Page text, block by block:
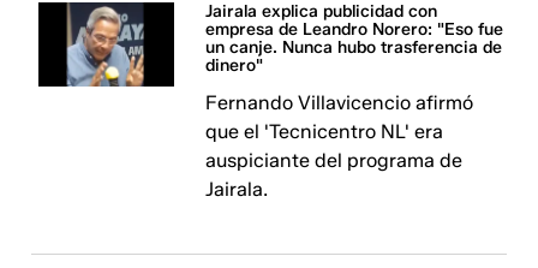
Jairala explica publicidad con
empresa de Leandro Norero: "Eso fue
un canje. Nunca hubo trasferencia de
dinero"
Fernando Villavicencio afirmó
que el 'Tecnicentro NL' era
auspiciante del programa de
Jairala.